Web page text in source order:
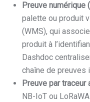
Preuve numérique
palette ou produit
(WMS), qui
produit à
Dashdoc
chaîne de preuves
Preuve par traceur
NB-IoT ou